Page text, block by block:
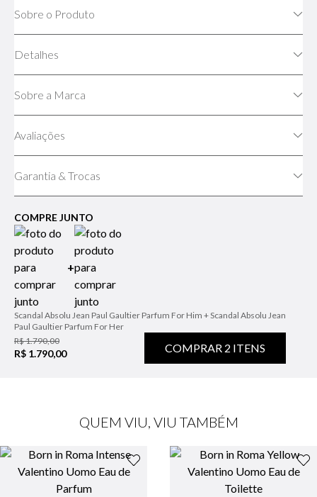
Sobre o Produto
Detalhes
Sobre a Marca
Avaliações
Garantia & Trocas
COMPRE JUNTO
+
Scandal Absolu Jean Paul Gaultier Parfum For Him + Scandal Absolu Jean
Paul Gaultier Parfum For Her
R$ 1.790,00
R$ 1.790,00 COMPRAR 2 ITENS
QUEM VIU, VIU TAMBÉM